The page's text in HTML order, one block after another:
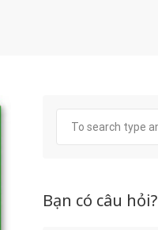
Bạn có câu hỏi?